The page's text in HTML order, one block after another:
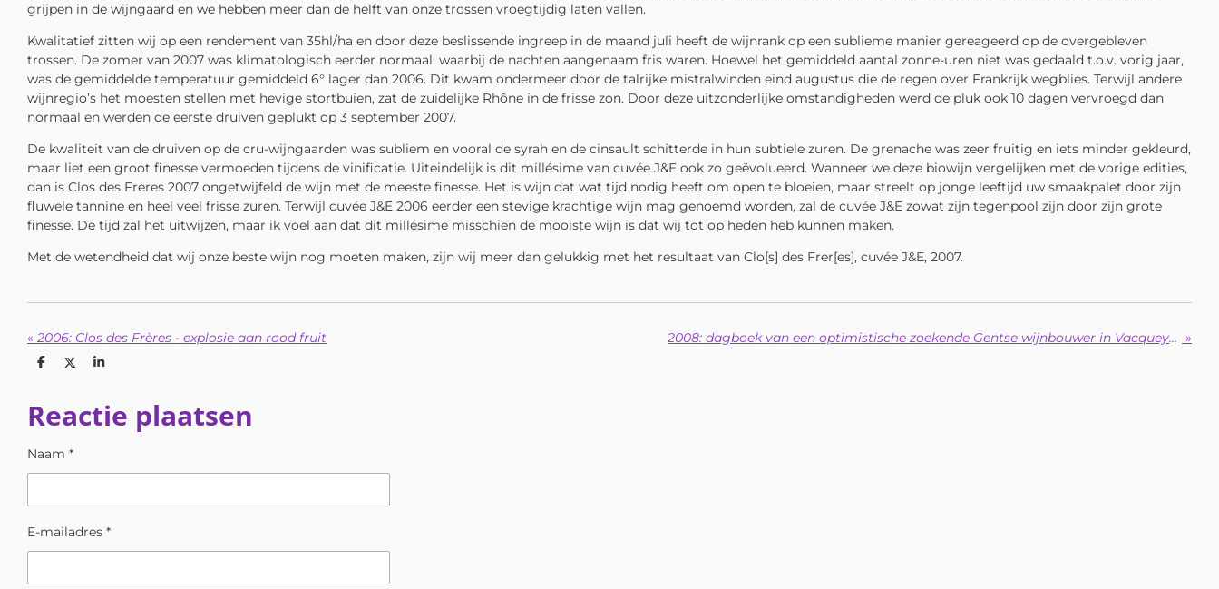
grijpen in de wijngaard en we hebben meer dan de helft van onze trossen vroegtijdig laten vallen.
Kwalitatief zitten wij op een rendement van 35hl/ha en door deze beslissende ingreep in de maand juli heeft de wijnrank op een sublieme manier gereageerd op de overgebleven
trossen. De zomer van 2007 was klimatologisch eerder normaal, waarbij de nachten aangenaam fris waren. Hoewel het gemiddeld aantal zonne-uren niet was gedaald t.o.v. vorig jaar,
was de gemiddelde temperatuur gemiddeld 6° lager dan 2006. Dit kwam ondermeer door de talrijke mistralwinden eind augustus die de regen over Frankrijk wegblies. Terwijl andere
wijnregio’s het moesten stellen met hevige stortbuien, zat de zuidelijke Rhône in de frisse zon. Door deze uitzonderlijke omstandigheden werd de pluk ook 10 dagen vervroegd dan
normaal en werden de eerste druiven geplukt op 3 september 2007.
De kwaliteit van de druiven op de cru-wijngaarden was subliem en vooral de syrah en de cinsault schitterde in hun subtiele zuren. De grenache was zeer fruitig en iets minder gekleurd,
maar liet een groot finesse vermoeden tijdens de vinificatie. Uiteindelijk is dit millésime van cuvée J&E ook zo geëvolueerd. Wanneer we deze biowijn vergelijken met de vorige edities,
dan is Clos des Freres 2007 ongetwijfeld de wijn met de meeste finesse. Het is wijn dat wat tijd nodig heeft om open te bloeien, maar streelt op jonge leeftijd uw smaakpalet door zijn
fluwele tannine en heel veel frisse zuren. Terwijl cuvée J&E 2006 eerder een stevige krachtige wijn mag genoemd worden, zal de cuvée J&E zowat zijn tegenpool zijn door zijn grote
finesse. De tijd zal het uitwijzen, maar ik voel aan dat dit millésime misschien de mooiste wijn is dat wij tot op heden heb kunnen maken.
Met de wetendheid dat wij onze beste wijn nog moeten maken, zijn wij meer dan gelukkig met het resultaat van Clo[s] des Frer[es], cuvée J&E, 2007.
« 2006: Clos des Frères - explosie aan rood fruit 2008: dagboek van een optimistische zoekende Gentse wijnbouwer in Vacqueyras »
D
e
n
D
S
e
Reactie plaatsen
Naam *
E-mailadres *